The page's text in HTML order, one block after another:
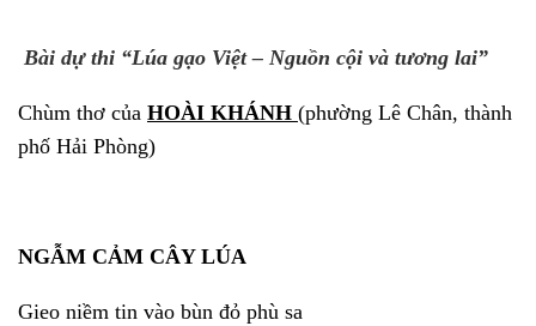
Bài dự thi “Lúa gạo Việt – Nguồn cội và tương lai”
Chùm thơ của HOÀI KHÁNH (phường Lê Chân, thành
phố Hải Phòng)
NGẪM CẢM CÂY LÚA
Gieo niềm tin vào bùn đỏ phù sa